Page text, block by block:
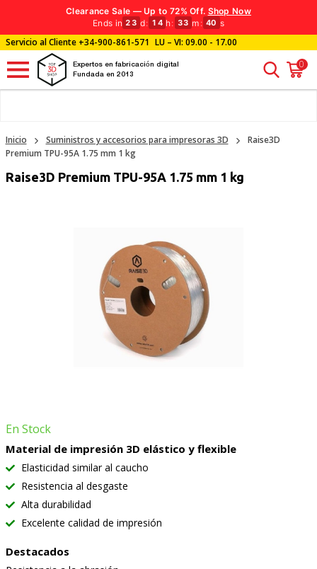
Clearance Sale — Up to 72% Off. Shop Now
Ends in 23 d: 14 h: 33 m : 40 s
Servicio al Cliente +34-900-861-571 LU – VI: 09.00 - 17.00
Expertos en fabricación digital
Fundada en 2013
0
Inicio Suministros y accesorios para impresoras 3D
Raise3D
Premium TPU-95A 1.75 mm 1 kg
Raise3D Premium TPU-95A 1.75 mm 1 kg
En Stock
Material de impresión 3D elástico y flexible
Elasticidad similar al caucho
Resistencia al desgaste
Alta durabilidad
Excelente calidad de impresión
Destacados